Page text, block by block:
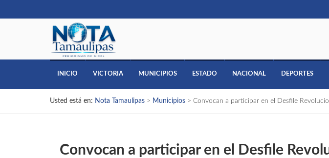
INICIO VICTORIA MUNICIPIOS ESTADO NACIONAL DEPORTES
Usted está en: Nota Tamaulipas > Municipios > Convocan a participar en el Desfile
Convocan a participar en el Desfile